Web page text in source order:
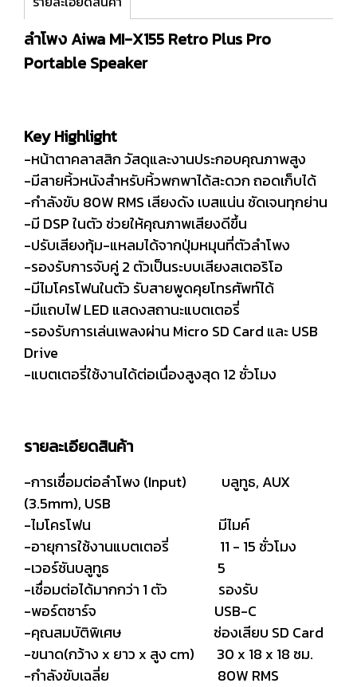
ลำโพง Aiwa MI-X155 Retro Plus Pro
Portable Speaker
Key Highlight
-หน้าตาคลาสสิก วัสดุและงานประกอบคุณภาพสูง
-มีสายหิ้วหนังสำหรับหิ้วพกพาได้สะดวก ถอดเก็บได้
-กำลังขับ 80W RMS เสียงดัง เบสแน่น ชัดเจนทุกย่าน
-มี DSP ในตัว ช่วยให้คุณภาพเสียงดีขึ้น
-ปรับเสียงทุ้ม-แหลมได้จากปุ่มหมุนที่ตัวลำโพง
-รองรับการจับคู่ 2 ตัวเป็นระบบเสียงสเตอริโอ
-มีไมโครโฟนในตัว รับสายพูดคุยโทรศัพท์ได้
-มีแถบไฟ LED แสดงสถานะแบตเตอรี่
-รองรับการเล่นเพลงผ่าน Micro SD Card และ USB
Drive
-แบตเตอรี่ใช้งานได้ต่อเนื่องสูงสุด 12 ชั่วโมง
รายละเอียดสินค้า
-การเชื่อมต่อลำโพง (Input) บลูทูธ, AUX
(3.5mm), USB
-ไมโครโฟน มีไมค์
-อายุการใช้งานแบตเตอรี่ 11 - 15 ชั่วโมง
-เวอร์ชันบลูทูธ 5
-เชื่อมต่อได้มากกว่า 1 ตัว รองรับ
-พอร์ตชาร์จ USB-C
-คุณสมบัติพิเศษ ช่องเสียบ SD Card
-ขนาด(กว้าง x ยาว x สูง cm) 30 x 18 x 18 ซม.
-กำลังขับเฉลี่ย 80W RMS